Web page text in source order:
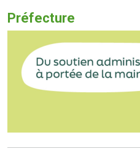
Préfecture